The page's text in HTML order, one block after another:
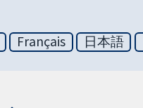
Français 日本語